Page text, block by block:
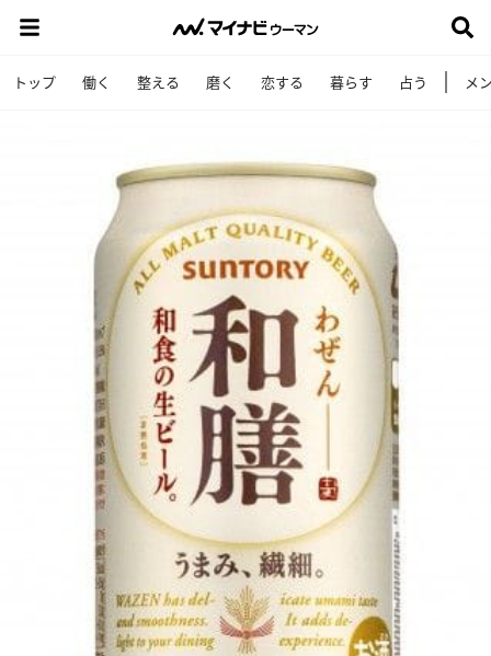
トップ 働く 整える 磨く 恋する 暮らす 占う メ